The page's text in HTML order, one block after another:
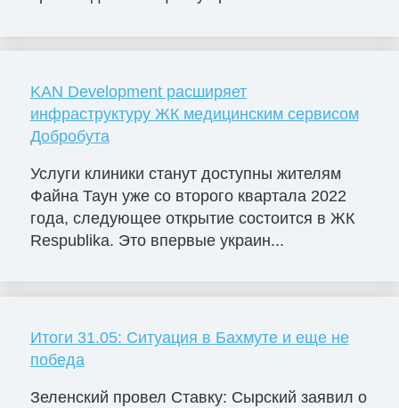
KAN Development расширяет
инфраструктуру ЖК медицинским сервисом
Добробута
Услуги клиники станут доступны жителям
Файна Таун уже со второго квартала 2022
года, следующее открытие состоится в ЖК
Respublika. Это впервые украин...
Итоги 31.05: Ситуация в Бахмуте и еще не
победа
Зеленский провел Ставку: Сырский заявил о